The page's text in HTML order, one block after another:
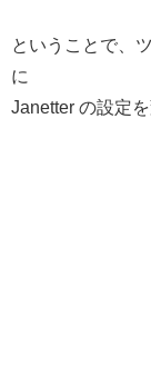
ということで、
に
Janetter の設定